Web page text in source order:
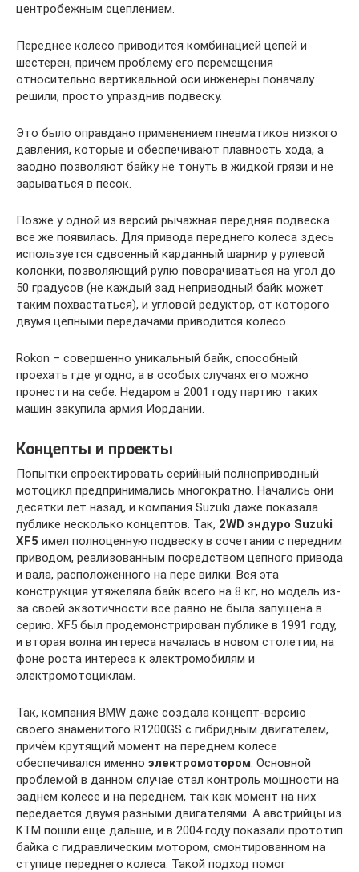
центробежным сцеплением.
Переднее колесо приводится комбинацией цепей и
шестерен, причем проблему его перемещения
относительно вертикальной оси инженеры поначалу
решили, просто упразднив подвеску.
Это было оправдано применением пневматиков низкого
давления, которые и обеспечивают плавность хода, а
заодно позволяют байку не тонуть в жидкой грязи и не
зарываться в песок.
Позже у одной из версий рычажная передняя подвеска
все же появилась. Для привода переднего колеса здесь
используется сдвоенный карданный шарнир у рулевой
колонки, позволяющий рулю поворачиваться на угол до
50 градусов (не каждый зад неприводный байк может
таким похвастаться), и угловой редуктор, от которого
двумя цепными передачами приводится колесо.
Rokon – совершенно уникальный байк, способный
проехать где угодно, а в особых случаях его можно
пронести на себе. Недаром в 2001 году партию таких
машин закупила армия Иордании.
Концепты и проекты
Попытки спроектировать серийный полноприводный
мотоцикл предпринимались многократно. Начались они
десятки лет назад, и компания Suzuki даже показала
публике несколько концептов. Так, 2WD эндуро Suzuki
XF5 имел полноценную подвеску в сочетании с передним
приводом, реализованным посредством цепного привода
и вала, расположенного на пере вилки. Вся эта
конструкция утяжеляла байк всего на 8 кг, но модель из-
за своей экзотичности всё равно не была запущена в
серию. XF5 был продемонстрирован публике в 1991 году,
и вторая волна интереса началась в новом столетии, на
фоне роста интереса к электромобилям и
электромотоциклам.
Так, компания BMW даже создала концепт-версию
своего знаменитого R1200GS с гибридным двигателем,
причём крутящий момент на переднем колесе
обеспечивался именно электромотором. Основной
проблемой в данном случае стал контроль мощности на
заднем колесе и на переднем, так как момент на них
передаётся двумя разными двигателями. А австрийцы из
KTM пошли ещё дальше, и в 2004 году показали прототип
байка с гидравлическим мотором, смонтированном на
ступице переднего колеса. Такой подход помог